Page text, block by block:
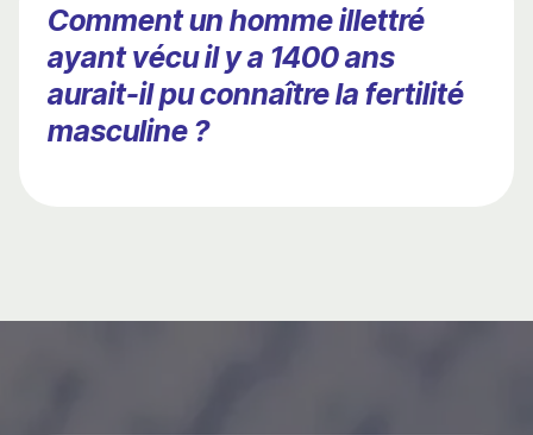
Comment un homme illettré
ayant vécu il y a 1400 ans
aurait-il pu connaître la fertilité
masculine ?